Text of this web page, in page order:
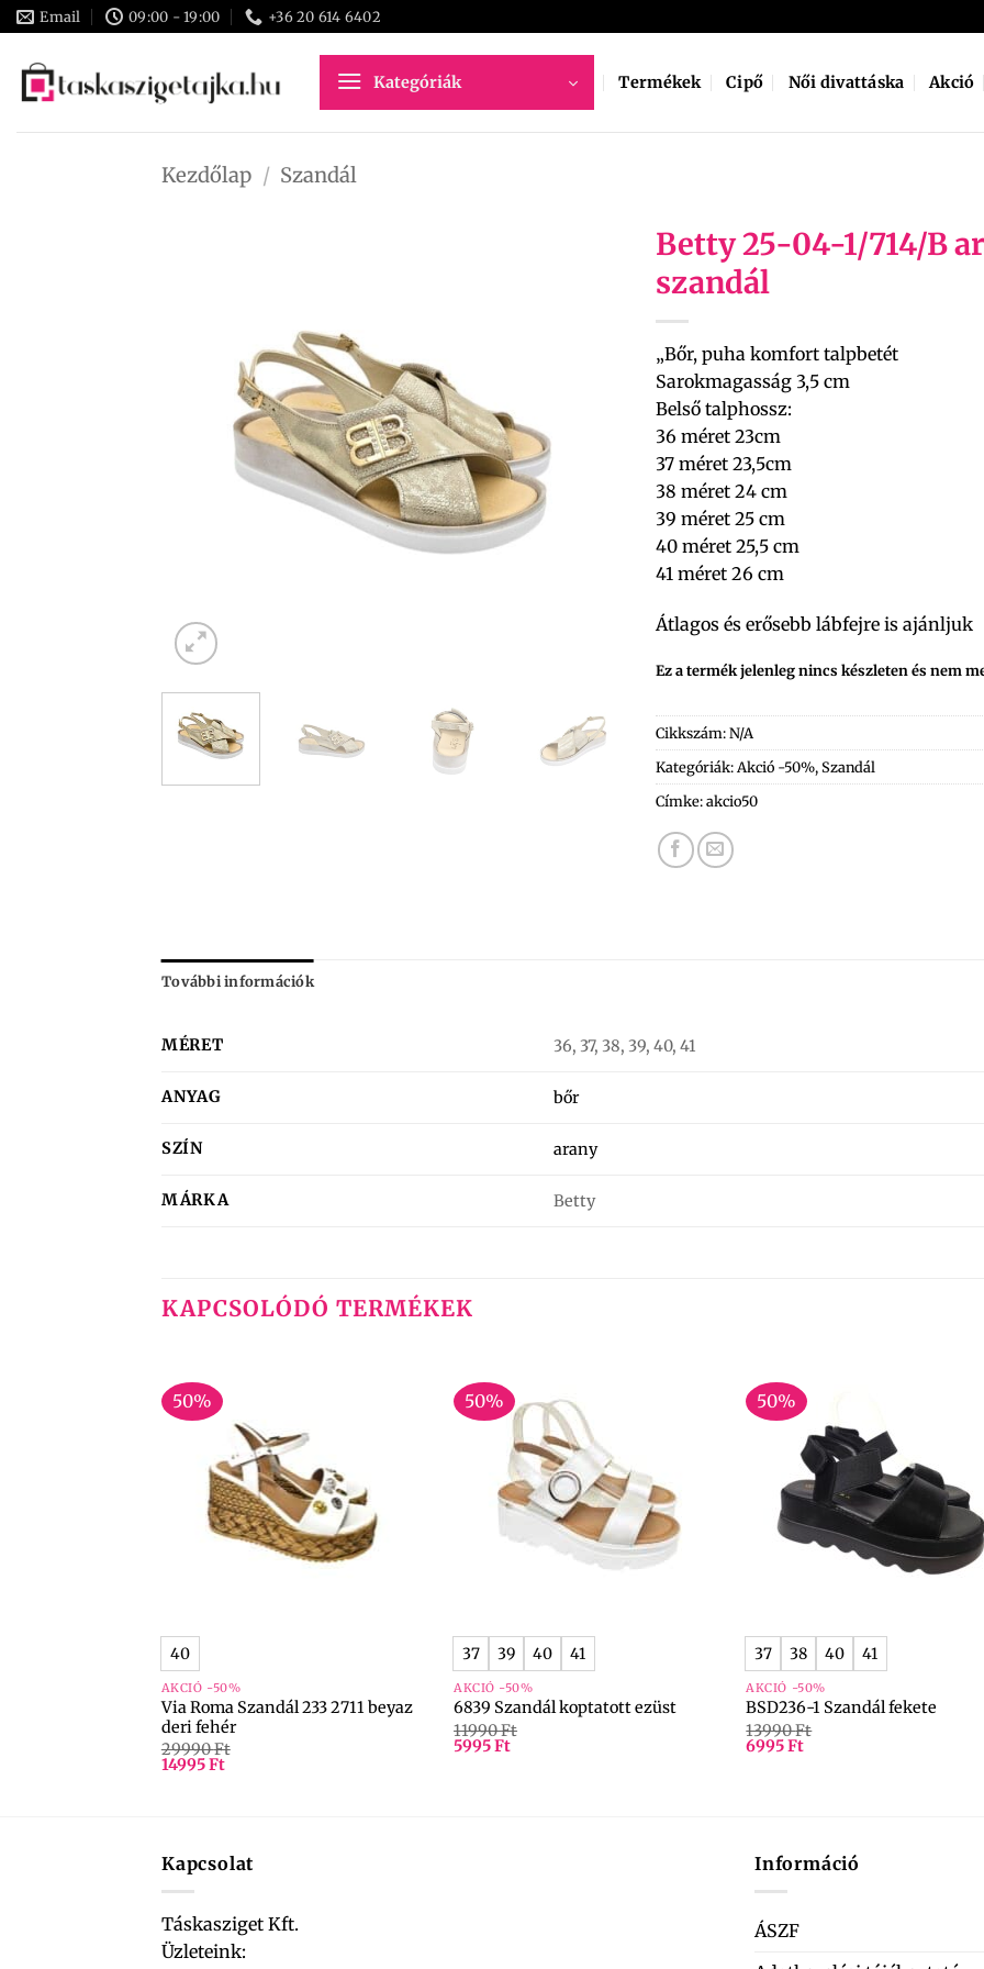
Skip
to
content
Email 09:00 - 19:00 +36 20 614 6402
Kategóriák Termékek Cipő Női divattáska Akció
Kezdőlap / Szandál
Betty 25-04-1/714/B
szandál
„Bőr, puha komfort talpbetét
Sarokmagasság 3,5 cm
Belső talphossz:
36 méret 23cm
37 méret 23,5cm
38 méret 24 cm
39 méret 25 cm
40 méret 25,5 cm
41 méret 26 cm
Átlagos és erősebb lábfejre is ajánljuk
Ez a termék jelenleg nincs készleten és nem
Cikkszám:N/A
Kategóriák: Akció -50%,Szandál
Címke:akcio50
További információk
MÉRET 36, 37, 38, 39, 40, 41
ANYAG bőr
SZÍN arany
MÁRKA Betty
KAPCSOLÓDÓ TERMÉKEK
50%
40
AKCIÓ -50%
Via Roma Szandál 233 2711 beyaz
deri fehér
29990Ft
14995Ft
50%
37 39 40 41
AKCIÓ -50%
6839 Szandál koptatott ezüst
11990Ft
5995Ft
50%
37 38 40 41
AKCIÓ -50%
BSD236-1 Szandál fekete
13990Ft
6995Ft
Kapcsolat
Táskasziget Kft.
Üzleteink:
Információ
ÁSZF